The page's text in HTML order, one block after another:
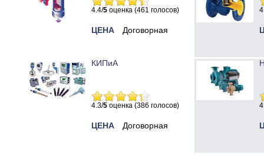
4.4/5 оценка (461 голосов)
ЦЕНА Договорная
КИПиА
4.3/5 оценка (386 голосов)
ЦЕНА Договорная